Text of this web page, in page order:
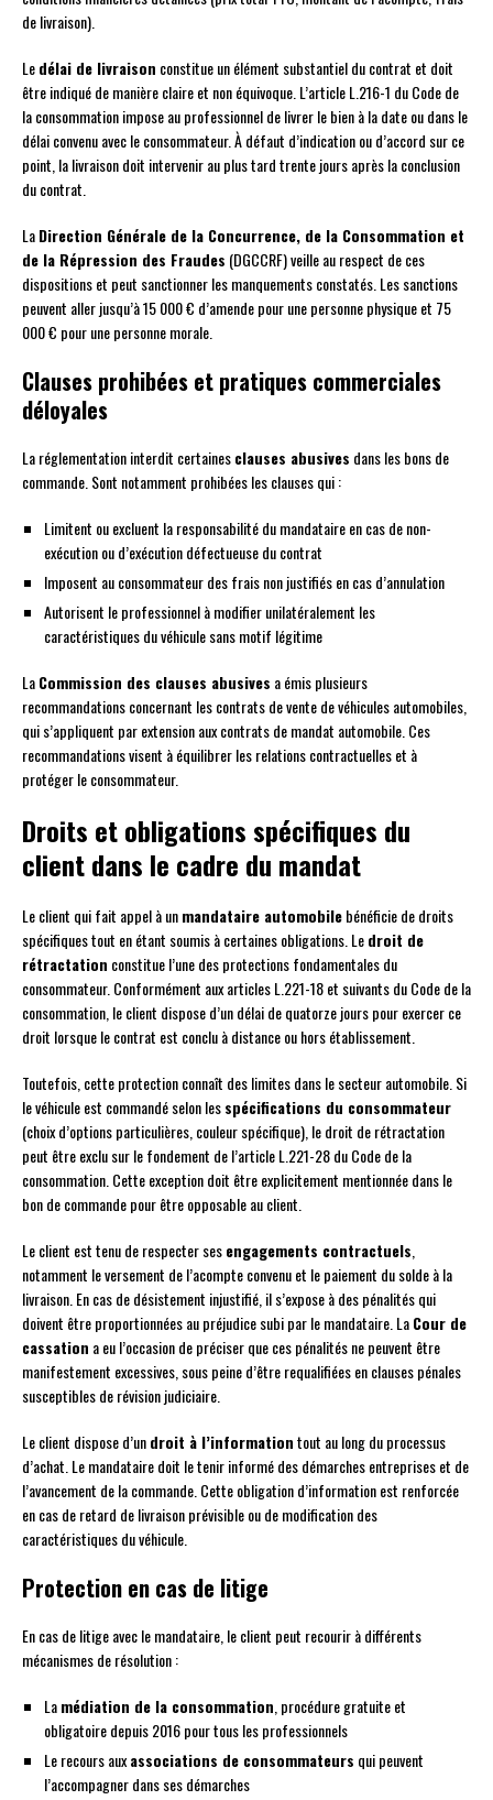
de livraison).
Ledélai de livraison constitue un élément substantiel du contrat et doit
être indiqué de manière claire et non équivoque. L’article L.216-1 du Code de
la consommation impose au professionnel de livrer le bien à la date ou dans le
délai convenu avec le consommateur. À défaut d’indication ou d’accord sur ce
point, la livraison doit intervenir au plus tard trente jours après la conclusion
du contrat.
LaDirection Générale de la Concurrence, de la Consommation et
de la Répression des Fraudes (DGCCRF) veille au respect de ces
dispositions et peut sanctionner les manquements constatés. Les sanctions
peuvent aller jusqu’à 15 000 € d’amende pour une personne physique et 75
000 € pour une personne morale.
Clauses prohibées et pratiques commerciales
déloyales
La réglementation interdit certainesclauses abusives dans les bons de
commande. Sont notamment prohibées les clauses qui :
Limitent ou excluent la responsabilité du mandataire en cas de non-
exécution ou d’exécution défectueuse du contrat
Imposent au consommateur des frais non justifiés en cas d’annulation
Autorisent le professionnel à modifier unilatéralement les
caractéristiques du véhicule sans motif légitime
LaCommission des clauses abusives a émis plusieurs
recommandations concernant les contrats de vente de véhicules automobiles,
qui s’appliquent par extension aux contrats de mandat automobile. Ces
recommandations visent à équilibrer les relations contractuelles et à
protéger le consommateur.
Droits et obligations spécifiques du
client dans le cadre du mandat
Le client qui fait appel à unmandataire automobilebénéficie de droits
spécifiques tout en étant soumis à certaines obligations. Ledroit de
rétractation constitue l’une des protections fondamentales du
consommateur. Conformément aux articles L.221-18 et suivants du Code de la
consommation, le client dispose d’un délai de quatorze jours pour exercer ce
droit lorsque le contrat est conclu à distance ou hors établissement.
Toutefois, cette protection connaît des limites dans le secteur automobile. Si
le véhicule est commandé selon lesspécifications du consommateur
(choix d’options particulières, couleur spécifique), le droit de rétractation
peut être exclu sur le fondement de l’article L.221-28 du Code de la
consommation. Cette exception doit être explicitement mentionnée dans le
bon de commande pour être opposable au client.
Le client est tenu de respecter sesengagements contractuels
notamment le versement de l’acompte convenu et le paiement du solde à la
livraison. En cas de désistement injustifié, il s’expose à des pénalités qui
doivent être proportionnées au préjudice subi par le mandataire. LaCour de
cassation a eu l’occasion de préciser que ces pénalités ne peuvent être
manifestement excessives, sous peine d’être requalifiées en clauses pénales
susceptibles de révision judiciaire.
Le client dispose d’undroit à l’informationtout au long du processus
d’achat. Le mandataire doit le tenir informé des démarches entreprises et de
l’avancement de la commande. Cette obligation d’information est renforcée
en cas de retard de livraison prévisible ou de modification des
caractéristiques du véhicule.
Protection en cas de litige
En cas de litige avec le mandataire, le client peut recourir à différents
mécanismes de résolution :
Lamédiation de la consommation , procédure gratuite et
obligatoire depuis 2016 pour tous les professionnels
Le recours auxassociations de consommateurs qui peuvent
l’accompagner dans ses démarches